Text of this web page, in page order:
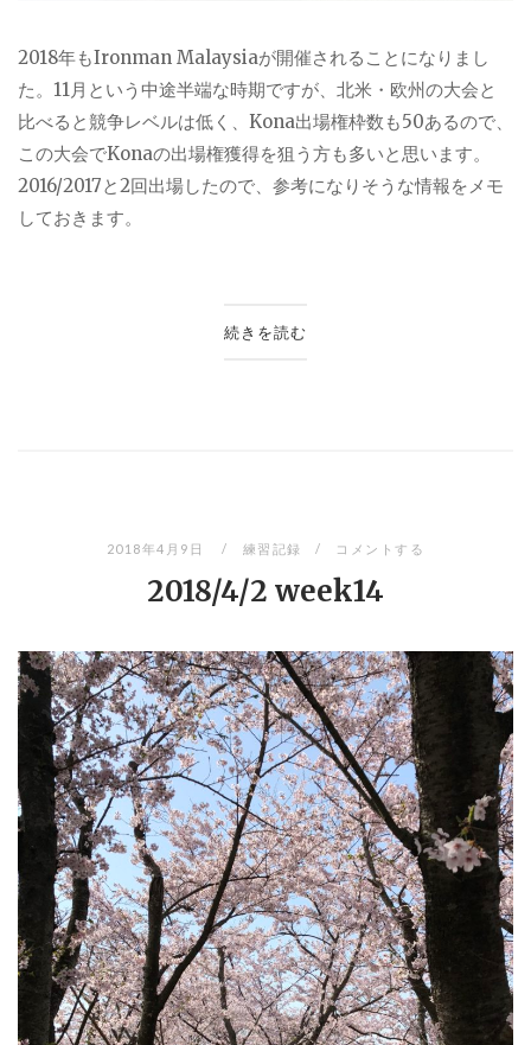
2018年もIronman Malaysiaが開催されることになりまし
た。 11 月という中途半端な時期ですが、北米・欧州の大会と
比べると競争レベルは低く、 Kona出場権枠数も50あるので、
この大会でKonaの出場権獲得を狙う方も多いと思います。
2016/2017と2回出場したので、参考になりそうな情報をメモ
しておきます。
続きを読む
2018年4月9日 練習記録 コメントする
2018/4/2 week14